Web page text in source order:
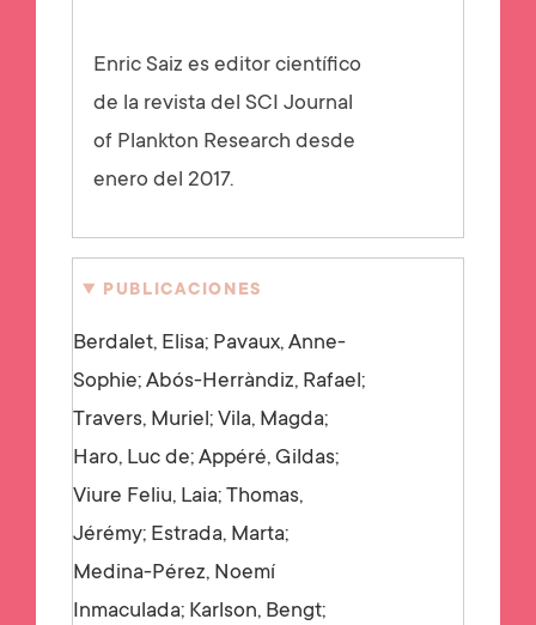
Enric Saiz es editor científico
de la revista del SCI Journal
of Plankton Research desde
enero del 2017.
PUBLICACIONES
Berdalet, Elisa; Pavaux, Anne-
Sophie; Abós-Herràndiz, Rafael;
Travers, Muriel; Vila, Magda;
Haro, Luc de; Appéré, Gildas;
Viure Feliu, Laia; Thomas,
Jérémy; Estrada, Marta;
Medina-Pérez, Noemí
Inmaculada; Karlson, Bengt;